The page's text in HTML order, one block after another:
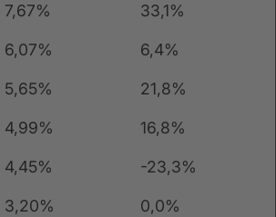
7,67% 33,1%
6,07% 6,4%
5,65% 21,8%
4,99% 16,8%
4,45% -23,3%
3,20% 0,0%